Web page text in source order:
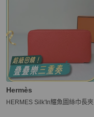
Hermès
HERMES Silk'In鱷魚圖絲巾長夾